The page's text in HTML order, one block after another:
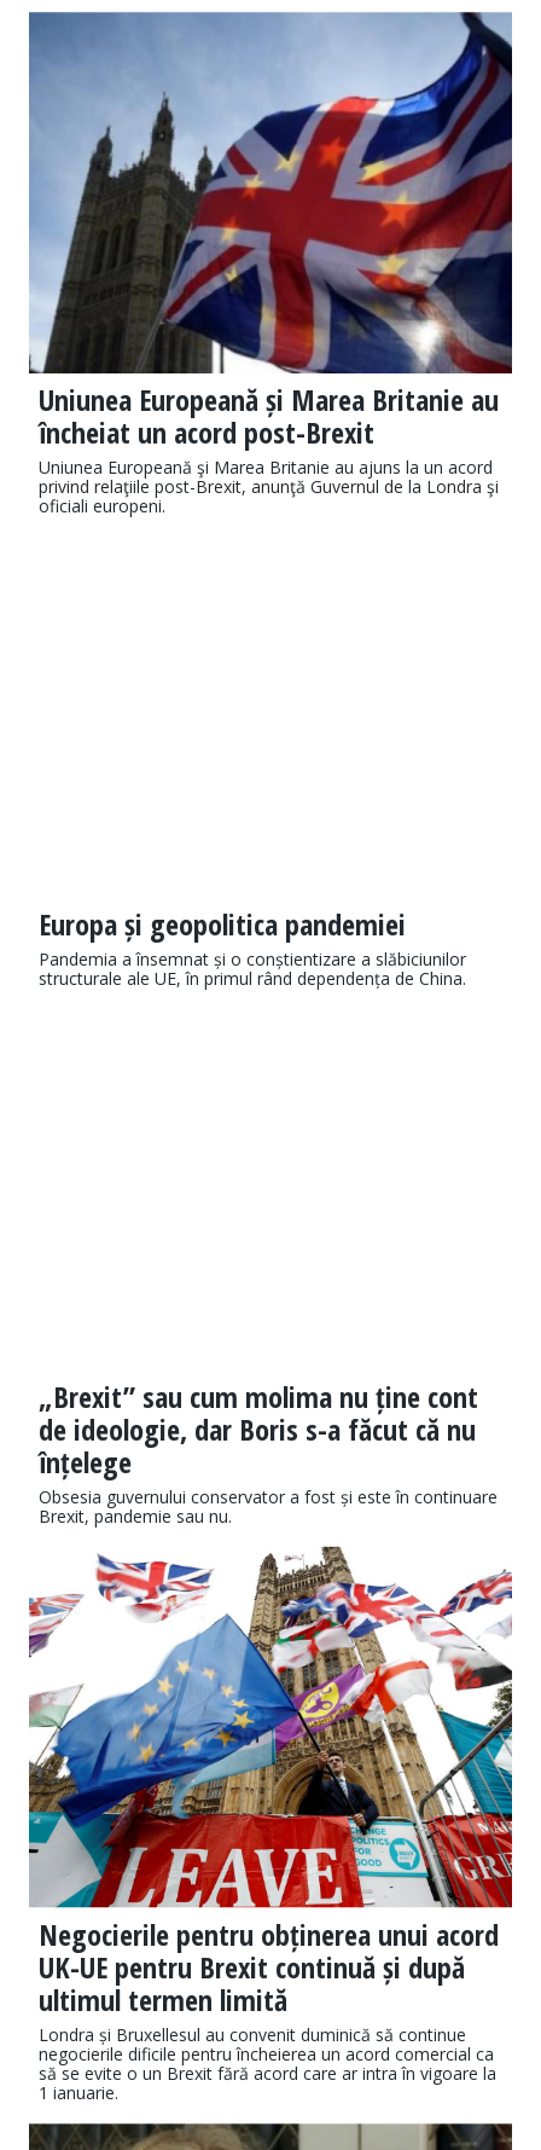
Uniunea Europeană și Marea Britanie au
încheiat un acord post-Brexit
Uniunea Europeană şi Marea Britanie au ajuns la un acord
privind relaţiile post-Brexit, anunţă Guvernul de la Londra şi
oficiali europeni.
Europa și geopolitica pandemiei
Pandemia a însemnat și o conștientizare a slăbiciunilor
structurale ale UE, în primul rând dependența de China.
„Brexit” sau cum molima nu ține cont
de ideologie, dar Boris s-a făcut că nu
înțelege
Obsesia guvernului conservator a fost și este în continuare
Brexit, pandemie sau nu.
Negocierile pentru obținerea unui acord
UK-UE pentru Brexit continuă și după
ultimul termen limită
Londra și Bruxellesul au convenit duminică să continue
negocierile dificile pentru încheierea un acord comercial ca
să se evite o un Brexit fără acord care ar intra în vigoare la
1 ianuarie.